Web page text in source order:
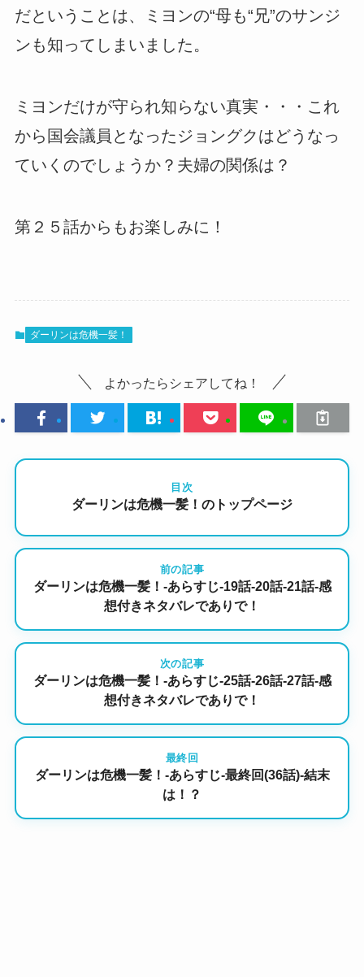
だということは、ミヨンの“母も“兄”のサンジ
ンも知ってしまいました。
ミヨンだけが守られ知らない真実・・・これ
から国会議員となったジョングクはどうなっ
ていくのでしょうか？夫婦の関係は？
第２５話からもお楽しみに！
ダーリンは危機一髪！
よかったらシェアしてね！
目次
ダーリンは危機一髪！のトップページ
前の記事
ダーリンは危機一髪！-あらすじ-19話-20話-21話-感
想付きネタバレでありで！
次の記事
ダーリンは危機一髪！-あらすじ-25話-26話-27話-感
想付きネタバレでありで！
最終回
ダーリンは危機一髪！-あらすじ-最終回(36話)-結末
は！？